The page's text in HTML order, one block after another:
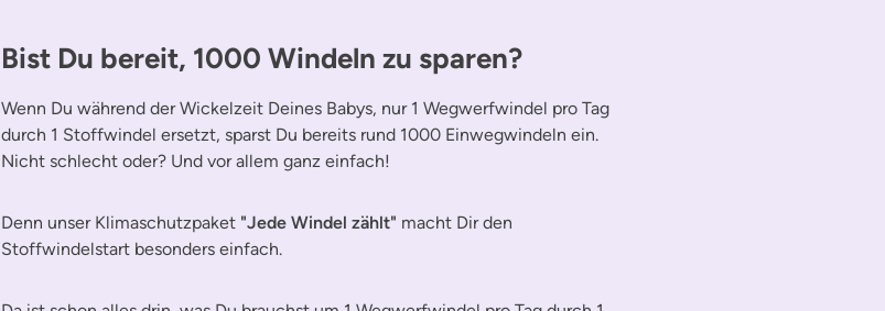
Bist Du bereit, 1000 Windeln zu sparen?
Wenn Du während der Wickelzeit Deines Babys, nur 1 Wegwerfwindel pro Tag
durch 1 Stoffwindel ersetzt, sparst Du bereits rund 1000 Einwegwindeln ein.
Nicht schlecht oder? Und vor allem ganz einfach!
Denn unser Klimaschutzpaket "Jede Windel zählt" macht Dir den
Stoffwindelstart besonders einfach.